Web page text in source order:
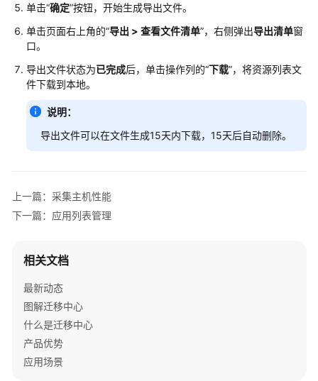
理
迁
移
项
目
应
移
项
能
述
迁
移
旅
单击“确定”按钮，开始生成导出文件。
单击页面右上角的“导出 > 查看文件清单”，右侧弹出导出清单窗
口。
导出文件状态为已完成后，单击操作列的“下载”，将资源列表文
件下载到本地。
说明：
导出文件可以在文件生成15天内下载，15天后自动删除。
上一篇：采集主机性能
下一篇：应用列表管理
相关文档
最新动态
图解迁移中心
什么是迁移中心
产品优势
应用场景